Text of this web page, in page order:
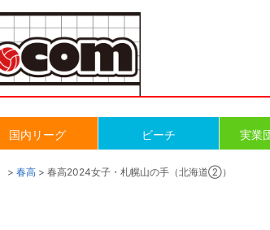
国内リーグ ビーチ 実業
> 春高 > 春高2024女子・札幌山の手（北海道②）